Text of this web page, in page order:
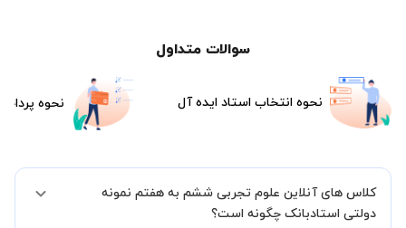
سوالات متداول
نحوه انتخاب استاد ایده آل نحوه
کلاس های آنلاین علوم تجربی ششم به هفتم نمونه
دولتی استادبانک چگونه است؟